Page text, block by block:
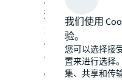
造成了一定程度
10月，广东实现
亿元，同比增长
市场仍未全面恢
保税物流仓储租
我们使用
验。
您可以选择接
置来进行选择
集、共享和传